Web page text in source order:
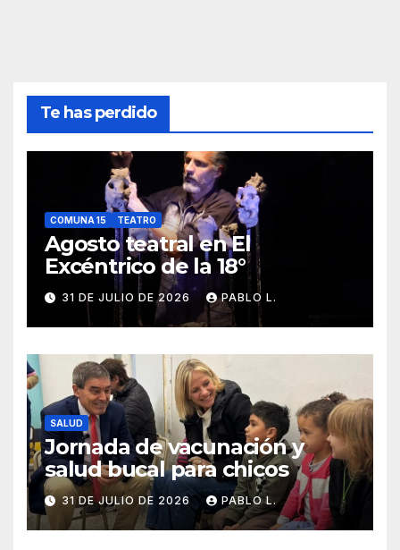
Te has perdido
COMUNA 15 TEATRO
Agosto teatral en El
Excéntrico de la 18°
31 DE JULIO DE 2026 PABLO L.
SALUD
Jornada de vacunación y
salud bucal para chicos
31 DE JULIO DE 2026 PABLO L.